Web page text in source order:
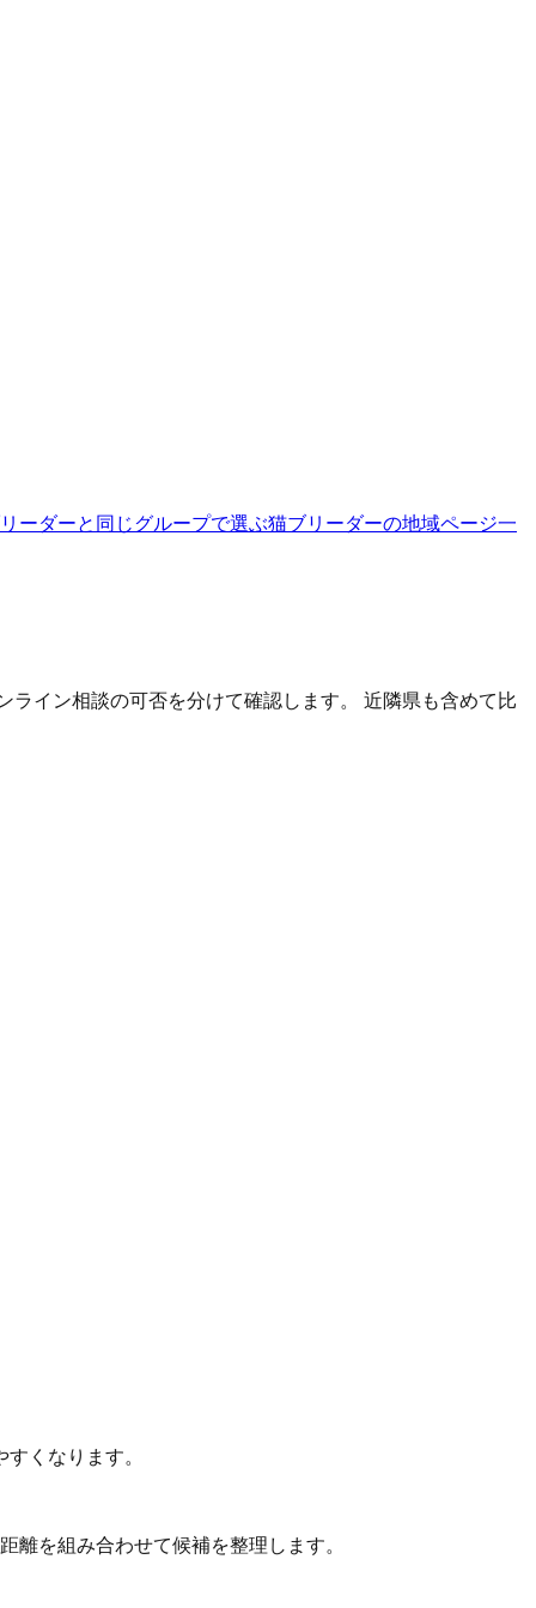
ーダーと同じグループで選ぶ猫ブリーダーの地域ページ一
イン相談の可否を分けて確認します。 近隣県も含めて比
くなります。
離を組み合わせて候補を整理します。